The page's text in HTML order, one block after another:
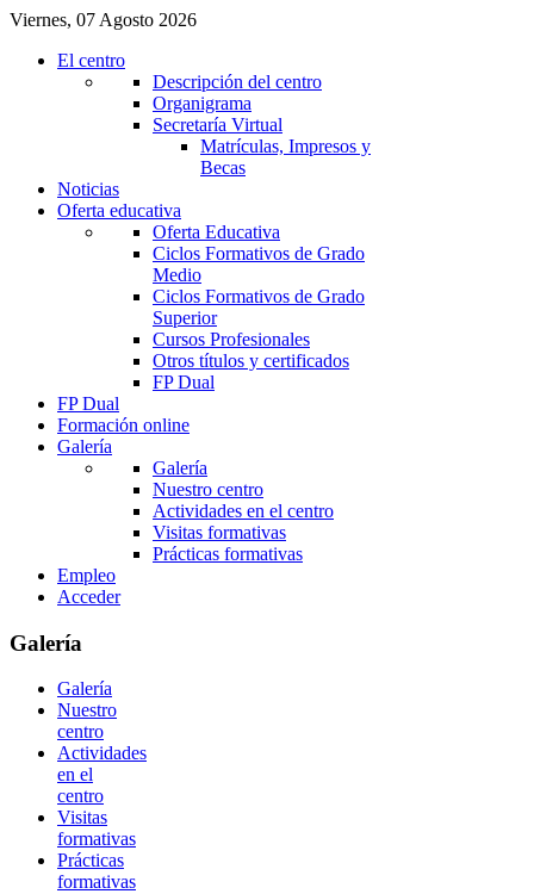
Viernes, 07 Agosto 2026
El centro
Descripción del centro
Organigrama
Secretaría Virtual
Matrículas, Impresos y
Becas
Noticias
Oferta educativa
Oferta Educativa
Ciclos Formativos de Grado
Medio
Ciclos Formativos de Grado
Superior
Cursos Profesionales
Otros títulos y certificados
FP Dual
FP Dual
Formación online
Galería
Galería
Nuestro centro
Actividades en el centro
Visitas formativas
Prácticas formativas
Empleo
Acceder
Galería
Galería
Nuestro
centro
Actividades
en el
centro
Visitas
formativas
Prácticas
formativas